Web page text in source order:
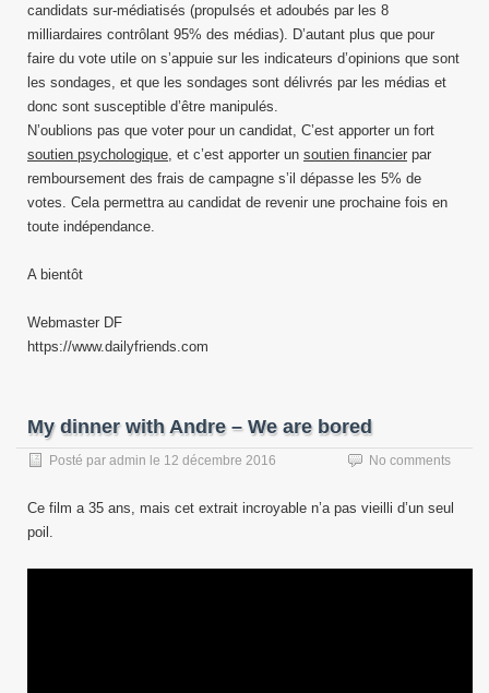
candidats sur-médiatisés (propulsés et adoubés par les 8
milliardaires contrôlant 95% des médias). D’autant plus que pour
faire du vote utile on s’appuie sur les indicateurs d’opinions que sont
les sondages, et que les sondages sont délivrés par les médias et
donc sont susceptible d’être manipulés.
N’oublions pas que voter pour un candidat, C’est apporter un fort
soutien psychologique , et c’est apporter un soutien financier par
remboursement des frais de campagne s’il dépasse les 5% de
votes. Cela permettra au candidat de revenir une prochaine fois en
toute indépendance.
A bientôt
Webmaster DF
https://www.dailyfriends.com
My dinner with Andre – We are bored
Posté par admin le 12 décembre 2016 No comments
Ce film a 35 ans, mais cet extrait incroyable n’a pas vieilli d’un seul
poil.